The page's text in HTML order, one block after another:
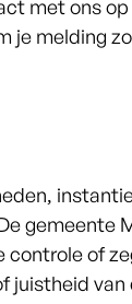
met ons op
je melding
gemeente
of
juistheid van